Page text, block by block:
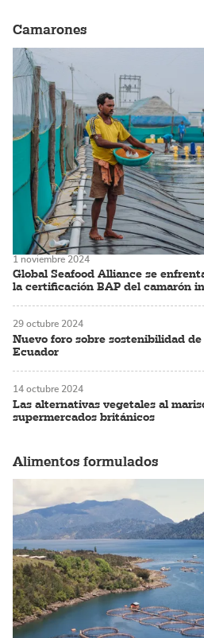
Camarones
Global Seafood Alliance se
la certificación BAP del camarón
1 noviembre 2024
Nuevo foro sobre sostenibilidad
Ecuador
29 octubre 2024
Las alternativas vegetales al
supermercados británicos
14 octubre 2024
Alimentos formulados